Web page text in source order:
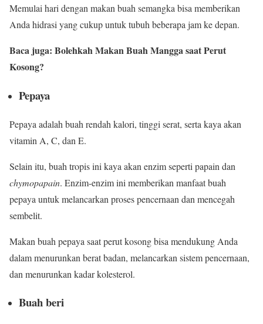
Memulai hari dengan makan buah semangka bisa memberikan
Anda hidrasi yang cukup untuk tubuh beberapa jam ke depan.
Baca juga: Bolehkah Makan Buah Mangga saat Perut
Kosong?
Pepaya
Pepaya adalah buah rendah kalori, tinggi serat, serta kaya akan
vitamin A, C, dan E.
Selain itu, buah tropis ini kaya akan enzim seperti papain dan
chymopapain. Enzim-enzim ini memberikan manfaat buah
pepaya untuk melancarkan proses pencernaan dan mencegah
sembelit.
Makan buah pepaya saat perut kosong bisa mendukung Anda
dalam menurunkan berat badan, melancarkan sistem pencernaan,
dan menurunkan kadar kolesterol.
Buah beri